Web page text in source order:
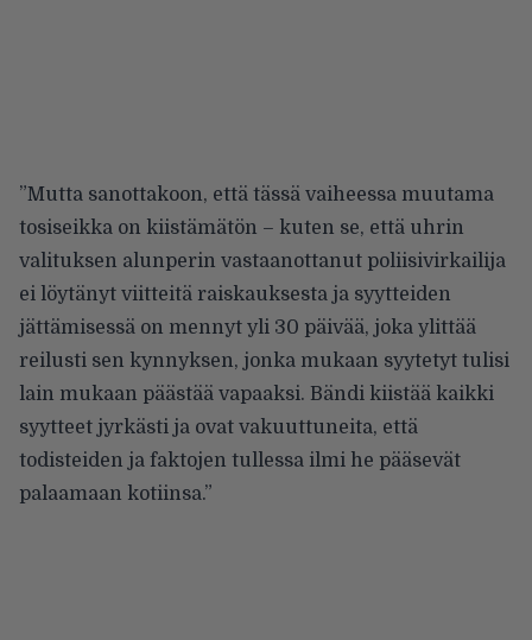
”Mutta sanottakoon, että tässä vaiheessa muutama
tosiseikka on kiistämätön – kuten se, että uhrin
valituksen alunperin vastaanottanut poliisivirkailija
ei löytänyt viitteitä raiskauksesta ja syytteiden
jättämisessä on mennyt yli 30 päivää, joka ylittää
reilusti sen kynnyksen, jonka mukaan syytetyt tulisi
lain mukaan päästää vapaaksi. Bändi kiistää kaikki
syytteet jyrkästi ja ovat vakuuttuneita, että
todisteiden ja faktojen tullessa ilmi he pääsevät
palaamaan kotiinsa.”